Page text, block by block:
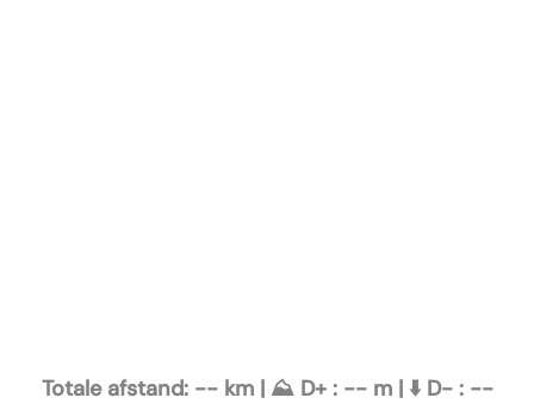
Totale afstand: --km | ⛰️ D+ : --m | ⬇️ D- : --